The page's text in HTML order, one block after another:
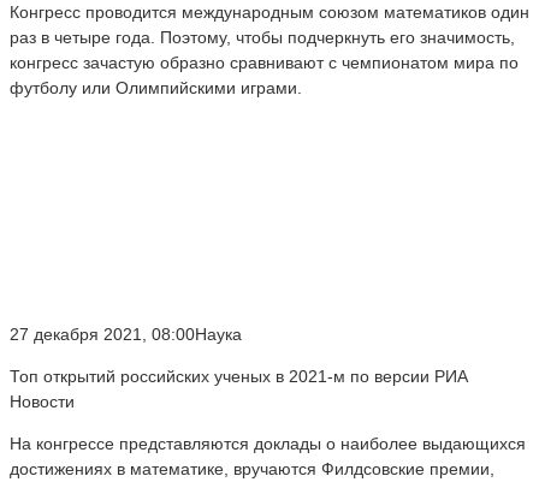
Конгресс проводится международным союзом математиков один
раз в четыре года. Поэтому, чтобы подчеркнуть его значимость,
конгресс зачастую образно сравнивают с чемпионатом мира по
футболу или Олимпийскими играми.
27 декабря 2021, 08:00Наука
Топ открытий российских ученых в 2021-м по версии РИА
Новости
На конгрессе представляются доклады о наиболее выдающихся
достижениях в математике, вручаются Филдсовские премии,